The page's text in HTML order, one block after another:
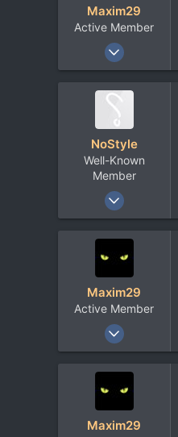
Maxim29
Active Member
14 Июл 2013
284
Архангельск
NoStyle
Well-Known
Member
13 Окт 2010
1.534
akarenin.com
Maxim29
Active Member
14 Июл 2013
284
Архангельск
Maxim29